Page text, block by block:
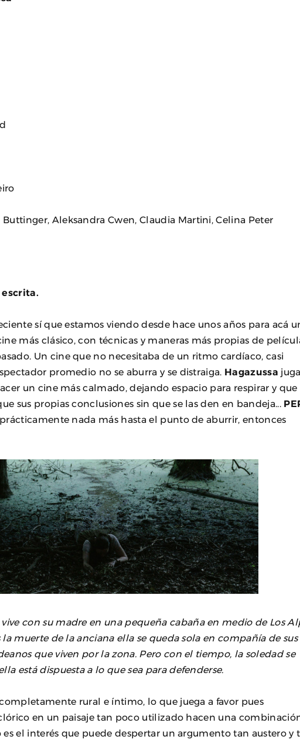
Aleksandra Cwen, Claudia Martini, Celina Peter
sí que estamos viendo desde hace unos años para acá
más clásico, con técnicas y maneras más propias de
Un cine que no necesitaba de un ritmo cardíaco, casi
promedio no se aburra y se distraiga. Hagazussa
un cine más calmado, dejando espacio para respirar y que
sus propias conclusiones sin que se las den en bandeja...
nada más hasta el punto de aburrir, entonces
con su madre en una pequeña cabaña en medio de Los
la muerte de la anciana ella se queda sola en compañía de sus
que viven por la zona. Pero con el tiempo, la soledad se
está dispuesta a lo que sea para defenderse.
rural e íntimo, lo que juega a favor pues
en un paisaje tan poco utilizado hacen una
es el interés que puede despertar un argumento tan austero y